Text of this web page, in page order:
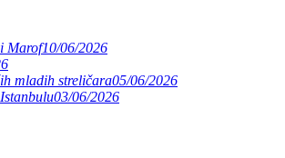
Marof10/06/2026
mladih streličara05/06/2026
03/06/2026